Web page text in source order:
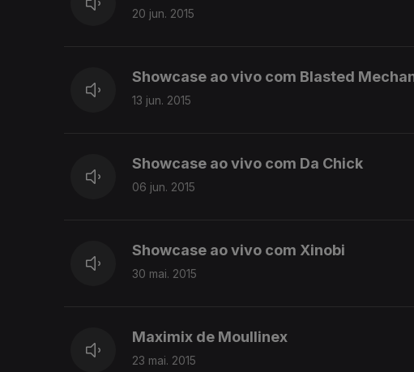
20 jun. 2015
Showcase ao vivo com Blasted
13 jun. 2015
Showcase ao vivo com Da Chick
06 jun. 2015
Showcase ao vivo com Xinobi
30 mai. 2015
Maximix de Moullinex
23 mai. 2015